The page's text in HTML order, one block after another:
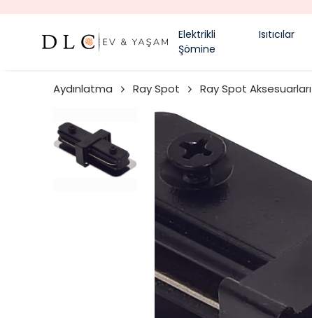
Elektrikli
Şömine
Isıtıcılar
Aydınlatma Ray Spot Ray Spot Aksesuarları